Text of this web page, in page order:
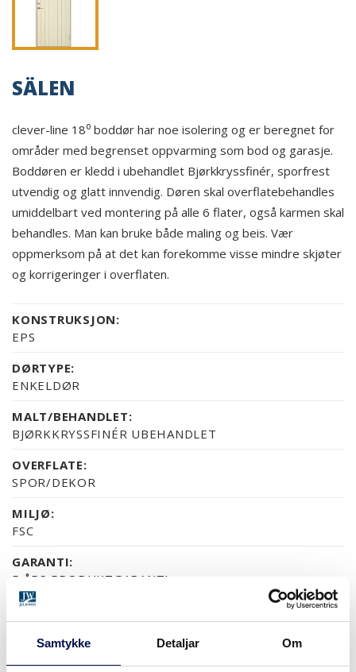
Samtykke Detaljar Om
SÄLEN
clever-line 18⁰ boddør har noe isolering og er beregnet for
områder med begrenset oppvarming som bod og garasje.
Boddøren er kledd i ubehandlet Bjørkkryssfinér, sporfrest
utvendig og glatt innvendig. Døren skal overflatebehandles
umiddelbart ved montering på alle 6 flater, også karmen skal
behandles. Man kan bruke både maling og beis. Vær
oppmerksom på at det kan forekomme visse mindre skjøter
og korrigeringer i overflaten.
KONSTRUKSJON:
EPS
DØRTYPE:
ENKELDØR
MALT/BEHANDLET:
BJØRKKRYSSFINÉR UBEHANDLET
OVERFLATE:
SPOR/DEKOR
MILJØ:
FSC
GARANTI:
5 ÅRS PRODUKTGARANTI
OVERFLATER (1)